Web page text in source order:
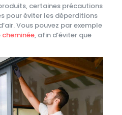
certaines précautions
pour éviter les déperditions
Vous pouvez par exemple
cheminée, afin d’éviter que